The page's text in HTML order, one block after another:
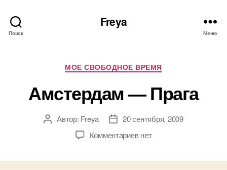
Поиск
Freya
Меню
Рубрики
МОЕ СВОБОДНОЕ ВРЕМЯ
Амстердам — Прага
АвторАвтор: Freya
Дата20 сентября, 2009
Комментариевк
нет